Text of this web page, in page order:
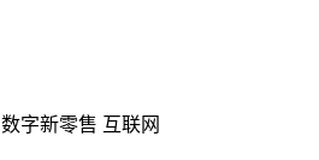
数字新零售 互联网